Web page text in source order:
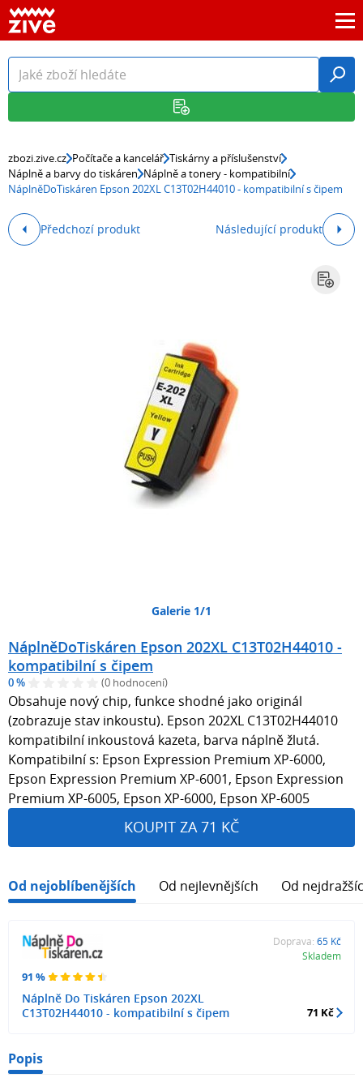
zbozi.zive.cz Počítače a kancelář Tiskárny a příslušenství
Náplně a barvy do tiskáren Náplně a tonery - kompatibilní
NáplněDoTiskáren Epson 202XL C13T02H44010 - kompatibilní s čipem
Předchozí produkt Následující produkt
Galerie 1/1
NáplněDoTiskáren Epson 202XL C13T02H44010 -
kompatibilní s čipem
0 % (0 hodnocení)
Obsahuje nový chip, funkce shodné jako originál
(zobrazuje stav inkoustu). Epson 202XL C13T02H44010
kompatibilní inkoustová kazeta, barva náplně žlutá.
Kompatibilní s: Epson Expression Premium XP-6000,
Epson Expression Premium XP-6001, Epson Expression
Premium XP-6005, Epson XP-6000, Epson XP-6005
KOUPIT ZA 71 KČ
Od nejoblíbenějších Od nejlevnějších Od
91 %
Náplně Do Tiskáren Epson 202XL
C13T02H44010 - kompatibilní s čipem
Doprava: 65 Kč
Skladem
71 Kč
Popis